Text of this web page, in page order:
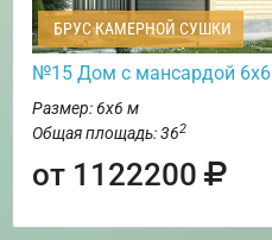
БРУС КАМЕРНОЙ СУШКИ
№15 Дом с мансардой 6х6
Размер: 6х6 м
Общая площадь: 362
от 1122200